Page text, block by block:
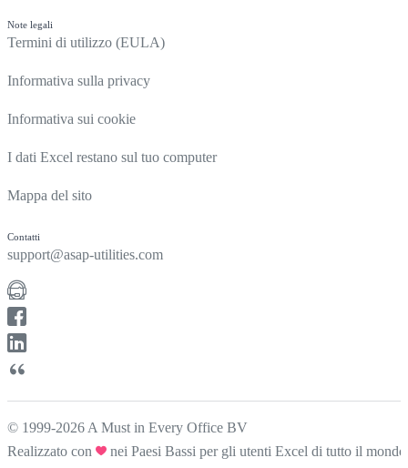
Note legali
Termini di utilizzo (EULA)
Informativa sulla privacy
Informativa sui cookie
I dati Excel restano sul tuo computer
Mappa del sito
Contatti
support@asap-utilities.com
© 1999-2026 A Must in Every Office BV
Realizzato con
nei Paesi Bassi per gli utenti Excel di tutto il mondo